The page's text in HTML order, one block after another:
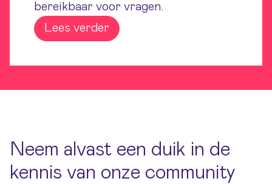
bereikbaar voor vragen.
Lees verder
Neem alvast een duik in de
kennis van onze community